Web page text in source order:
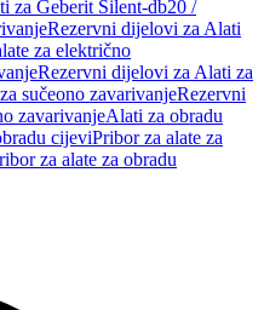
za Geberit Silent-db20 /
Rezervni dijelovi za Alati
za električno
Rezervni dijelovi za Alati za
sučeono zavarivanjeRezervni
zavarivanjeAlati za obradu
cijeviPribor za alate za
za alate za obradu